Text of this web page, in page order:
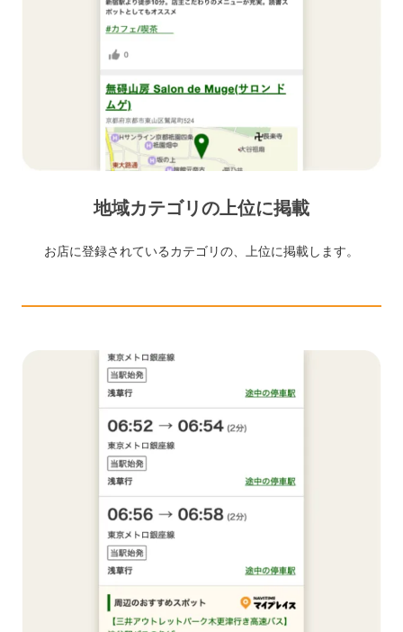
地域カテゴリの上位に掲載
お店に登録されているカテゴリの、上位に掲載します。